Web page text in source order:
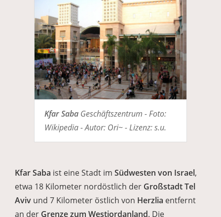
Kfar SabaGeschäftszentrum - Foto:
Wikipedia - Autor: Ori~ - Lizenz: s.u.
Kfar Saba ist eine Stadt im Südwesten von Israel,
etwa 18 Kilometer nordöstlich der Großstadt Tel
Aviv und 7 Kilometer östlich von Herzlia entfernt
an der Grenze zum Westjordanland. Die